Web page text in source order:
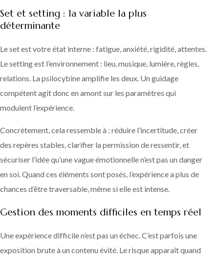
Set et setting : la variable la plus
déterminante
Le set est votre état interne : fatigue, anxiété, rigidité, attentes.
Le setting est l’environnement : lieu, musique, lumière, règles,
relations. La psilocybine amplifie les deux. Un guidage
compétent agit donc en amont sur les paramètres qui
modulent l’expérience.
Concrètement, cela ressemble à : réduire l’incertitude, créer
des repères stables, clarifier la permission de ressentir, et
sécuriser l’idée qu’une vague émotionnelle n’est pas un danger
en soi. Quand ces éléments sont posés, l’expérience a plus de
chances d’être traversable, même si elle est intense.
Gestion des moments difficiles en temps réel
Une expérience difficile n’est pas un échec. C’est parfois une
exposition brute à un contenu évité. Le risque apparaît quand